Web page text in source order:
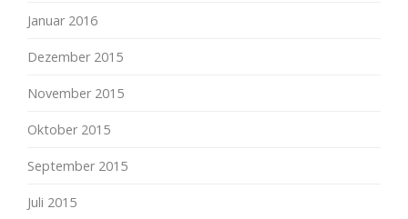
Januar 2016
Dezember 2015
November 2015
Oktober 2015
September 2015
Juli 2015